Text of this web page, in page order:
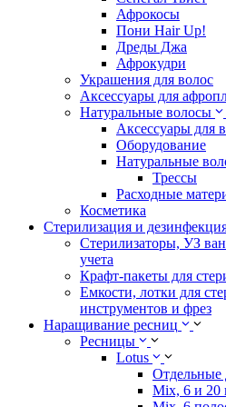
Афрокосы
Пони Hair Up!
Дреды Джа
Афрокудри
Украшения для волос
Аксессуары для
Натуральные волосы
Аксессуары для
Оборудование
Натуральные
Трессы
Расходные
Косметика
Стерилизация и
Стерилизаторы, УЗ
учета
Крафт-пакеты для
Емкости, лотки для
инструментов и фрез
Наращивание ресниц
Ресницы
Lotus
Отдельные
Mix, 6 и 20